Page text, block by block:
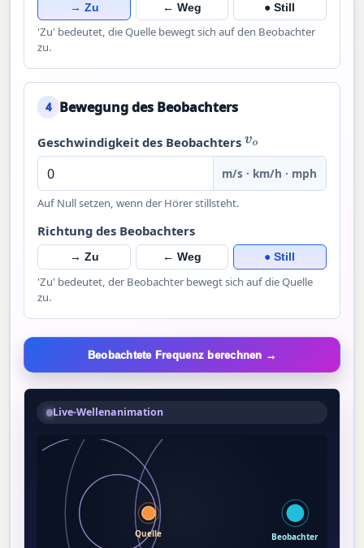
→ Zu ← Weg ● Still
'Zu' bedeutet, die Quelle bewegt sich auf den Beobachter
zu.
4 Bewegung des Beobachters
Geschwindigkeit des Beobachtersvo
m/s · km/h · mph
Auf Null setzen, wenn der Hörer stillsteht.
Richtung des Beobachters
→ Zu ← Weg ● Still
'Zu' bedeutet, der Beobachter bewegt sich auf die Quelle
zu.
Beobachtete Frequenz berechnen →
Live-Wellenanimation
Beobachter